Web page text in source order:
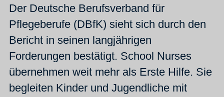
Der Deutsche Berufsverband für
Pflegeberufe (DBfK) sieht sich durch den
Bericht in seinen langjährigen
Forderungen bestätigt. School Nurses
übernehmen weit mehr als Erste Hilfe. Sie
begleiten Kinder und Jugendliche mit